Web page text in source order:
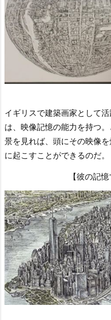
イギリスで建築画家として
は、映像記憶の能力を持つ
景を見れば、頭にその映像
に起こすことができるのだ。
【彼の記